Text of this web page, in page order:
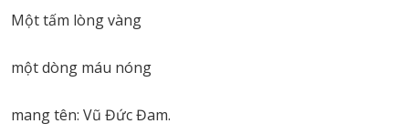
Một tấm lòng vàng
một dòng máu nóng
mang tên: Vũ Đức Đam.